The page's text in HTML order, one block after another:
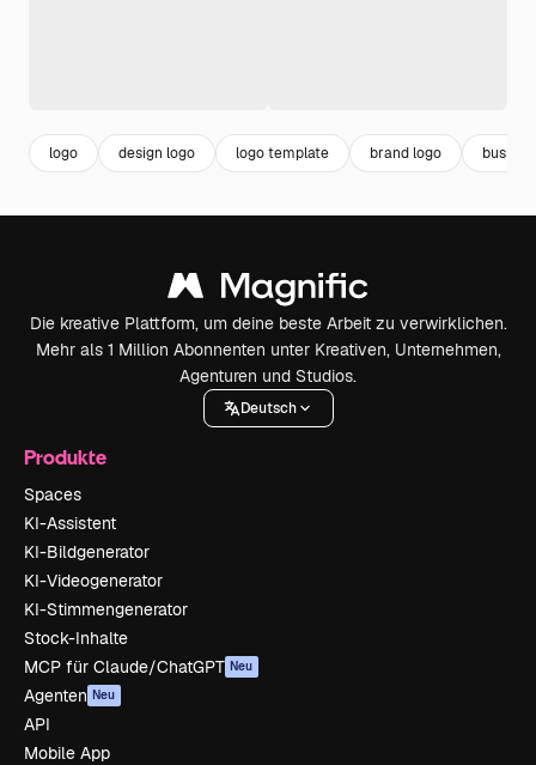
logo design logo logo template brand logo
Die kreative Plattform, um deine beste Arbeit zu verwirklichen.
Mehr als 1 Million Abonnenten unter Kreativen, Unternehmen,
Agenturen und Studios.
Deutsch
Produkte
Spaces
KI-Assistent
KI-Bildgenerator
KI-Videogenerator
KI-Stimmengenerator
Stock-Inhalte
MCP für Claude/ChatGPT Neu
Agenten Neu
API
Mobile App